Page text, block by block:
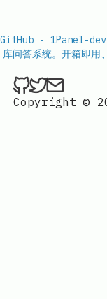
GitHub - 1Panel-dev/
库问答系统。开箱即用
ethan4768
Send
Copyright ©